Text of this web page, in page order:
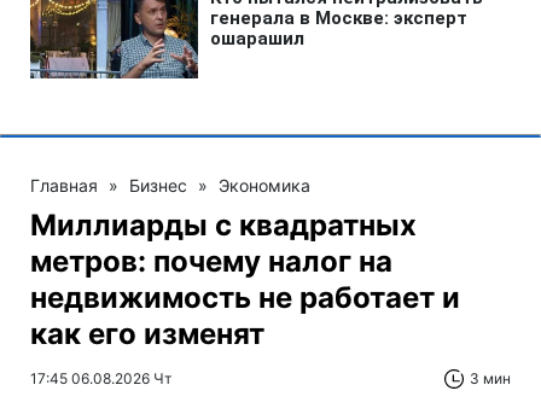
Главная » Бизнес » Экономика
Миллиарды с квадратных
метров: почему налог на
недвижимость не работает и
как его изменят
17:45 06.08.2026 Чт 3 мин